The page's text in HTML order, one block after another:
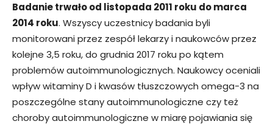
Badanie trwało od listopada 2011 roku do marca
2014 roku. Wszyscy uczestnicy badania byli
monitorowani przez zespół lekarzy i naukowców przez
kolejne 3,5 roku, do grudnia 2017 roku po kątem
problemów autoimmunologicznych. Naukowcy oceniali
wpływ witaminy D i kwasów tłuszczowych omega-3 na
poszczególne stany autoimmunologiczne czy też
choroby autoimmunologiczne w miarę pojawiania się